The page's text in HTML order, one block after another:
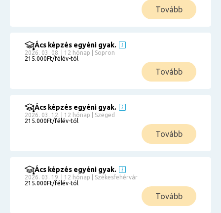
Tovább
Ács képzés egyéni gyak.
2026. 03. 08. | 12 hónap | Sopron
215.000Ft/félév-tól
Tovább
Ács képzés egyéni gyak.
2026. 03. 12. | 12 hónap | Szeged
215.000Ft/félév-tól
Tovább
Ács képzés egyéni gyak.
2026. 03. 19. | 12 hónap | Székesfehérvár
215.000Ft/félév-tól
Tovább